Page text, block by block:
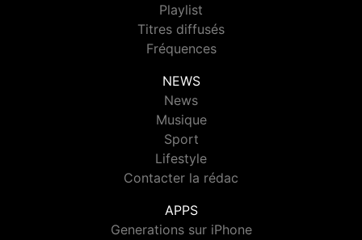
Playlist
Titres diffusés
Fréquences
NEWS
News
Musique
Sport
Lifestyle
Contacter la rédac
APPS
Generations sur iPhone